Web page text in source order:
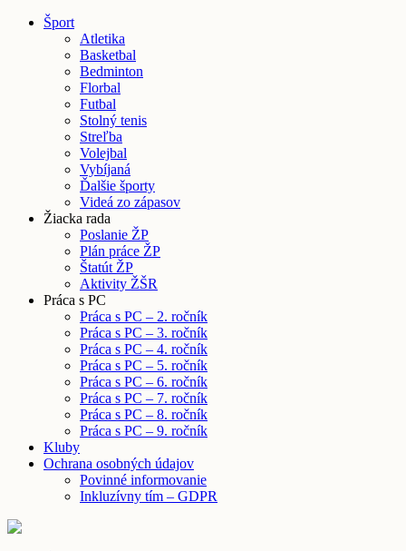
Šport
Atletika
Basketbal
Bedminton
Florbal
Futbal
Stolný tenis
Streľba
Volejbal
Vybíjaná
Ďalšie športy
Videá zo zápasov
Žiacka rada
Poslanie ŽP
Plán práce ŽP
Štatút ŽP
Aktivity ŽŠR
Práca s PC
Práca s PC – 2. ročník
Práca s PC – 3. ročník
Práca s PC – 4. ročník
Práca s PC – 5. ročník
Práca s PC – 6. ročník
Práca s PC – 7. ročník
Práca s PC – 8. ročník
Práca s PC – 9. ročník
Kluby
Ochrana osobných údajov
Povinné informovanie
Inkluzívny tím – GDPR